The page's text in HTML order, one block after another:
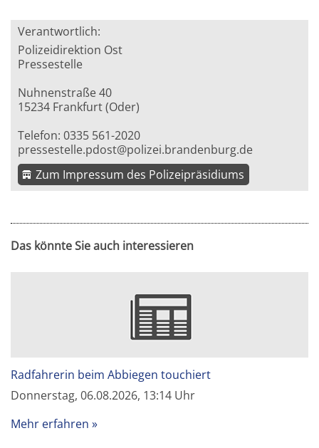
Verantwortlich:
Polizeidirektion Ost
Pressestelle
Nuhnenstraße 40
15234 Frankfurt (Oder)
Telefon: 0335 561-2020
pressestelle.pdost@polizei.brandenburg.de
Zum Impressum des Polizeipräsidiums
Das könnte Sie auch interessieren
Radfahrerin beim Abbiegen touchiert
Donnerstag, 06.08.2026, 13:14 Uhr
Mehr erfahren